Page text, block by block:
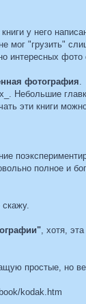
у него
мог "грузить"
интересных
фотография.
Небольшие
эти книги
полное и
, хотя,
простые, но
kodak.htm